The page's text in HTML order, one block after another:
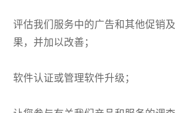
评估我们服务中的广告和其他促销
果，并加以改善；
软件认证或管理软件升级；